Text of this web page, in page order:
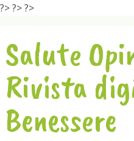
?>?>?>
Salute
Rivista
Benessere